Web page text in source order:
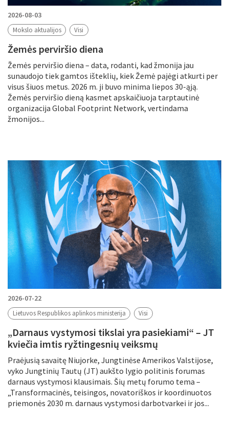
Tema
2026-08-03
Mokslo aktualijos Visi
Žemės perviršio diena
Žemės perviršio diena – data, rodanti, kad žmonija jau
sunaudojo tiek gamtos išteklių, kiek Žemė pajėgi atkurti per
visus šiuos metus. 2026 m. ji buvo minima liepos 30-ąją.
Žemės perviršio dieną kasmet apskaičiuoja tarptautinė
organizacija Global Footprint Network, vertindama
žmonijos...
2026-07-22
Lietuvos Respublikos aplinkos ministerija Visi
„Darnaus vystymosi tikslai yra pasiekiami“ – JT
kviečia imtis ryžtingesnių veiksmų
Praėjusią savaitę Niujorke, Jungtinėse Amerikos Valstijose,
vyko Jungtinių Tautų (JT) aukšto lygio politinis forumas
darnaus vystymosi klausimais. Šių metų forumo tema –
„Transformacinės, teisingos, novatoriškos ir koordinuotos
priemonės 2030 m. darnaus vystymosi darbotvarkei ir jos...